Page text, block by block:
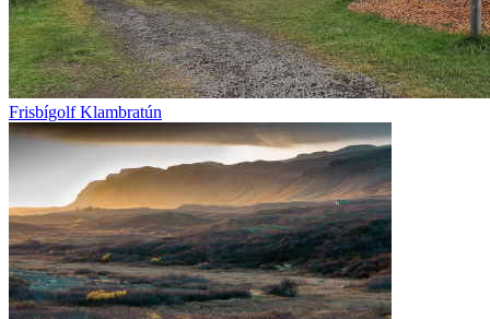
Frisbígolf Klambratún